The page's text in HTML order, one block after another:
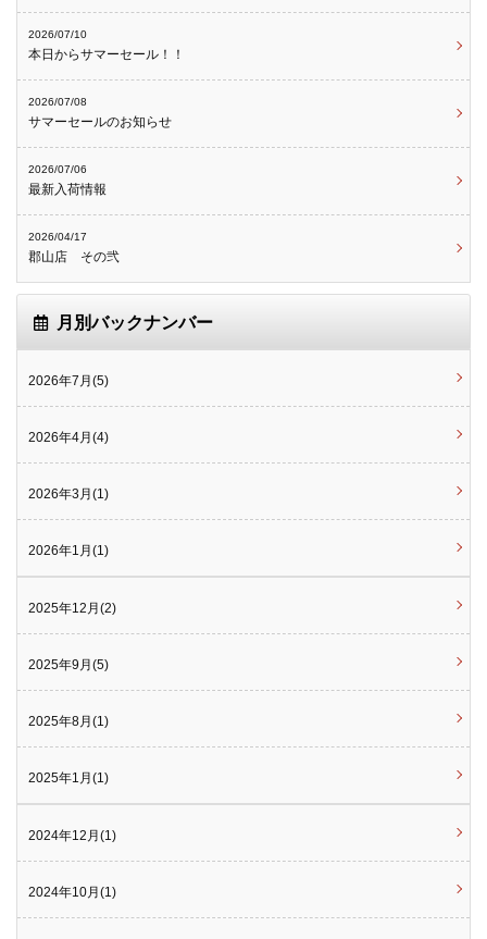
2026/07/10
本日からサマーセール！！
2026/07/08
サマーセールのお知らせ
2026/07/06
最新入荷情報
2026/04/17
郡山店 その弐
月別バックナンバー
2026年7月(5)
2026年4月(4)
2026年3月(1)
2026年1月(1)
2025年12月(2)
2025年9月(5)
2025年8月(1)
2025年1月(1)
2024年12月(1)
2024年10月(1)